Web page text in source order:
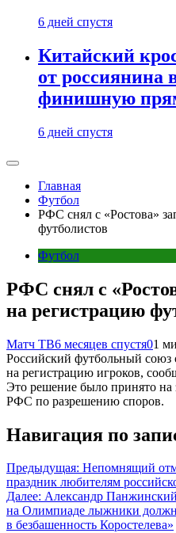
6 дней спустя
Китайский
от россиянина
финишную
6 дней спустя
Главная
Футбол
РФС снял с «Ростова»
футболистов
Футбол
РФС снял с
на регистрацию
Матч ТВ6 месяцев спустя01
Российский футбольный союз
на регистрацию игроков,
Это решение было принято на
РФС по разрешению споров.
Навигация по
Предыдущая: Непомнящий
праздник любителям
Далее: Александр
на Олимпиаде лыжники
в безбашенность Коростелева»